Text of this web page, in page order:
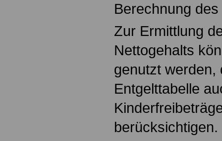
Berechnung
Zur Ermittlung
Nettogehalts
genutzt werden,
Entgelttabelle
berücksichtigen.